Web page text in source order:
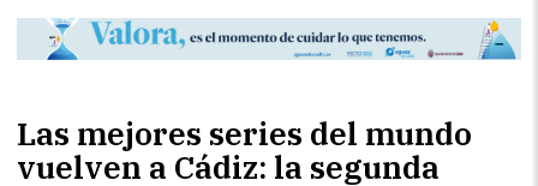
Las mejores series del mundo
vuelven a Cádiz: la segunda